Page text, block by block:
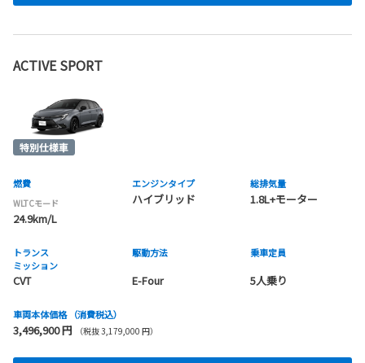
ACTIVE SPORT
燃費
WLTCモード
24.9km/L
エンジンタイプ
ハイブリッド
総排気量
1.8L+モーター
トランス
ミッション
CVT
駆動方法
E-Four
乗車定員
5人乗り
車両本体価格 （消費税込）
3,496,900 円 （税抜 3,179,000 円）